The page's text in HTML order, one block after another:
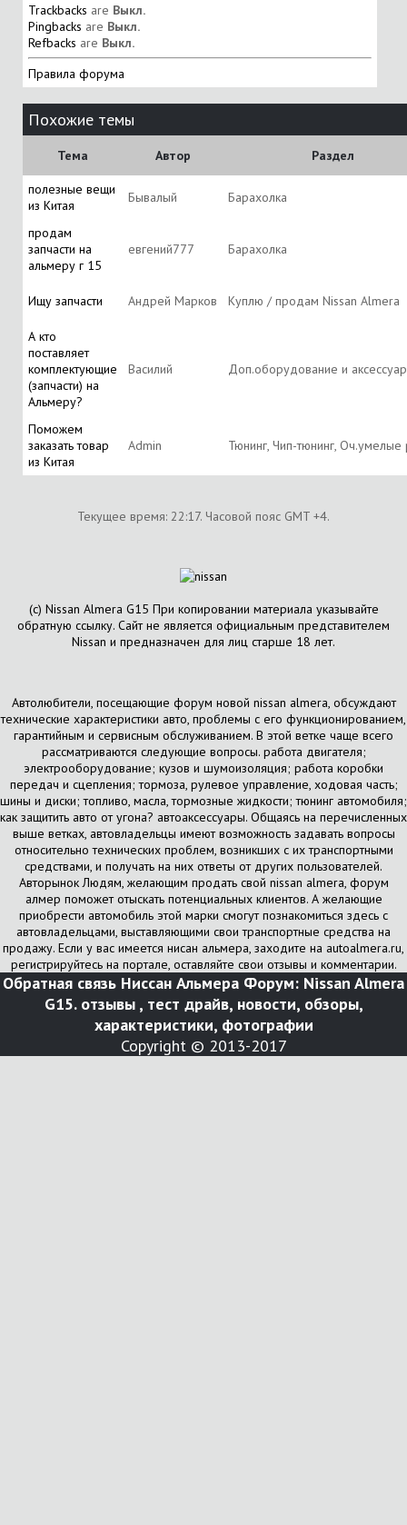
Trackbacks are Выкл.
Pingbacks are Выкл.
Refbacks are Выкл.
Правила форума
Похожие темы
Тема Автор Раздел
полезные вещи
из Китая
Бывалый Барахолка
продам
запчасти на
альмеру г 15
евгений777 Барахолка
Ищу запчасти Андрей Марков Куплю / продам Nissan Almera
А кто
поставляет
комплектующие
(запчасти) на
Альмеру?
Василий Доп.оборудование и
Поможем
заказать товар
из Китая
Аdmin Тюнинг, Чип-тюнинг, Оч.умелые
Текущее время: 22:17. Часовой пояс GMT +4.
(с) Nissan Almera G15 При копировании материала указывайте
обратную ссылку. Сайт не является официальным представителем
Nissan и предназначен для лиц старше 18 лет.
Автолюбители, посещающие форум новой nissan almera, обсуждают
технические характеристики авто, проблемы с его функционированием,
гарантийным и сервисным обслуживанием. В этой ветке чаще всего
рассматриваются следующие вопросы. работа двигателя;
электрооборудование; кузов и шумоизоляция; работа коробки
передач и сцепления; тормоза, рулевое управление, ходовая часть;
шины и диски; топливо, масла, тормозные жидкости; тюнинг автомобиля;
как защитить авто от угона? автоаксессуары. Общаясь на перечисленных
выше ветках, автовладельцы имеют возможность задавать вопросы
относительно технических проблем, возникших с их транспортными
средствами, и получать на них ответы от других пользователей.
Авторынок Людям, желающим продать свой nissan almera, форум
алмер поможет отыскать потенциальных клиентов. А желающие
приобрести автомобиль этой марки смогут познакомиться здесь с
автовладельцами, выставляющими свои транспортные средства на
продажу. Если у вас имеется нисан альмера, заходите на autoalmera.ru,
регистрируйтесь на портале, оставляйте свои отзывы и комментарии.
Обратная связь Ниссан Альмера Форум: Nissan Almera
G15. отзывы , тест драйв, новости, обзоры,
характеристики, фотографии
Copyright © 2013-2017